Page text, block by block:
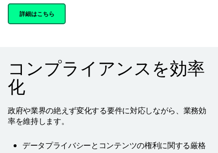
詳細はこちら
コンプライアンスを効率
化
政府や業界の絶えず変化する要件に対応しながら、業務効
率を維持します。
データプライバシーとコンテンツの権利に関する厳格